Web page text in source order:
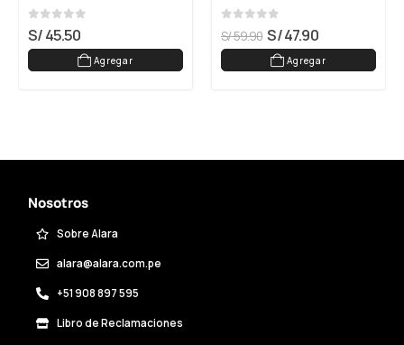
0 out of 5
S/45.50
Agregar
out of 5
S/59.90 S/47.90
Agregar
Nosotros
Sobre Alara
alara@alara.com.pe
+51 908 897 595
Libro de Reclamaciones